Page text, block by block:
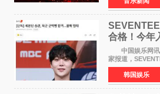
容、有温度的舞
为天津本地及专
合格！今年
中国娱乐网讯
家报道，
队并合格，预计
位履行国防义
正全面进入军白
韩国娱乐